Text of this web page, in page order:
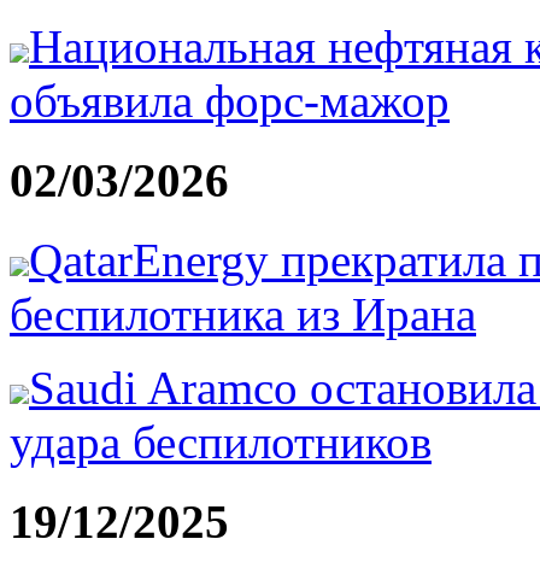
Национальная нефтяная
объявила форс-мажор
02/03/2026
QatarEnergy прекратила
беспилотника из Ирана
Saudi Aramco
удара беспилотников
19/12/2025